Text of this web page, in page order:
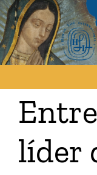
Skip
to
content
Inicio
Conócenos
líder